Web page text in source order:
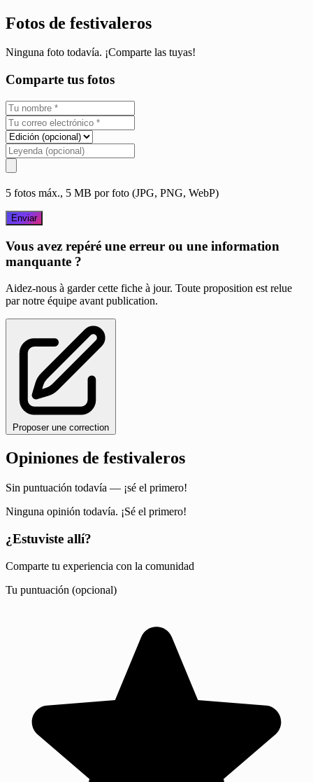
Fotos de festivaleros
Ninguna foto todavía. ¡Comparte las tuyas!
Comparte tus fotos
5 fotos máx., 5 MB por foto (JPG, PNG, WebP)
Enviar
Vous avez repéré une erreur ou une information
manquante ?
Aidez-nous à garder cette fiche à jour. Toute proposition est relue
par notre équipe avant publication.
Proposer une correction
Opiniones de festivaleros
Sin puntuación todavía — ¡sé el primero!
Ninguna opinión todavía. ¡Sé el primero!
¿Estuviste allí?
Comparte tu experiencia con la comunidad
Tu puntuación (opcional)